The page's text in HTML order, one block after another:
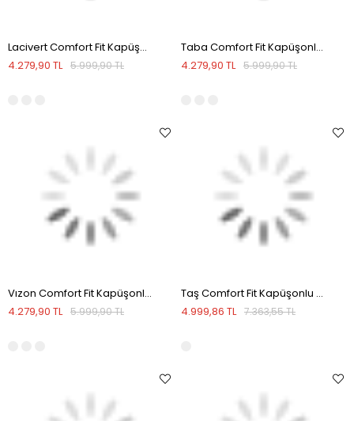
Lacivert Comfort Fit Kapüşonlu Tam Dolum Kışlık Mont
4.279,90 TL 5.999,90 TL
Taba Comfort Fit Kapüşonlu Tam Dolum Kışlık Mont
4.279,90 TL 5.999,90 TL
Vızon Comfort Fit Kapüşonlu Tam Dolum Kışlık Mont
4.279,90 TL 5.999,90 TL
Taş Comfort Fit Kapüşonlu Gizli Fermuarlı Kışlık Mont
4.999,86 TL 7.363,55 TL